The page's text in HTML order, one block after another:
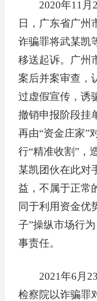
2020年11月
日，广东省广州
诈骗罪将武某凯
移送起诉。广州
案后并案审查，
过虚假宣传，诱
撤销申报阶段挂
再由“资金庄家”
行“精准收割”，
某凯团伙在此对
益，不属于正常
同于利用资金优
子”操纵市场行
事责任。
2021年6月23
检察院以诈骗罪